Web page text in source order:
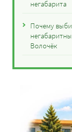
негабарита
Почему
Волочёк